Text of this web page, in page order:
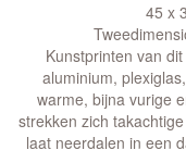
45 x
Kunstprinten van
aluminium,
warme, bijna vurige
strekken zich
laat neerdalen in een